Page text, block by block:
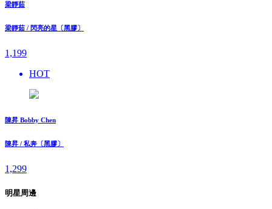
梁靜茹
梁靜茹 / 閃亮的星〔黑膠〕
1,199
HOT
陳昇 Bobby Chen
陳昇 / 私奔〔黑膠〕
1,299
明星周邊